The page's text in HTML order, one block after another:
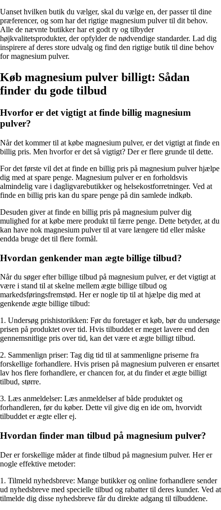
Uanset hvilken butik du vælger, skal du vælge en, der passer til dine
præferencer, og som har det rigtige magnesium pulver til dit behov.
Alle de nævnte butikker har et godt ry og tilbyder
højkvalitetsprodukter, der opfylder de nødvendige standarder. Lad dig
inspirere af deres store udvalg og find den rigtige butik til dine behov
for magnesium pulver.
Køb magnesium pulver billigt: Sådan
finder du gode tilbud
Hvorfor er det vigtigt at finde billig magnesium
pulver?
Når det kommer til at købe magnesium pulver, er det vigtigt at finde en
billig pris. Men hvorfor er det så vigtigt? Der er flere grunde til dette.
For det første vil det at finde en billig pris på magnesium pulver hjælpe
dig med at spare penge. Magnesium pulver er en forholdsvis
almindelig vare i dagligvarebutikker og helsekostforretninger. Ved at
finde en billig pris kan du spare penge på din samlede indkøb.
Desuden giver at finde en billig pris på magnesium pulver dig
mulighed for at købe mere produkt til færre penge. Dette betyder, at du
kan have nok magnesium pulver til at vare længere tid eller måske
endda bruge det til flere formål.
Hvordan genkender man ægte billige tilbud?
Når du søger efter billige tilbud på magnesium pulver, er det vigtigt at
være i stand til at skelne mellem ægte billige tilbud og
markedsføringsfremstød. Her er nogle tip til at hjælpe dig med at
genkende ægte billige tilbud:
1. Undersøg prishistorikken: Før du foretager et køb, bør du undersøge
prisen på produktet over tid. Hvis tilbuddet er meget lavere end den
gennemsnitlige pris over tid, kan det være et ægte billigt tilbud.
2. Sammenlign priser: Tag dig tid til at sammenligne priserne fra
forskellige forhandlere. Hvis prisen på magnesium pulveren er ensartet
lav hos flere forhandlere, er chancen for, at du finder et ægte billigt
tilbud, større.
3. Læs anmeldelser: Læs anmeldelser af både produktet og
forhandleren, før du køber. Dette vil give dig en ide om, hvorvidt
tilbuddet er ægte eller ej.
Hvordan finder man tilbud på magnesium pulver?
Der er forskellige måder at finde tilbud på magnesium pulver. Her er
nogle effektive metoder:
1. Tilmeld nyhedsbreve: Mange butikker og online forhandlere sender
ud nyhedsbreve med specielle tilbud og rabatter til deres kunder. Ved at
tilmelde dig disse nyhedsbreve får du direkte adgang til tilbuddene.